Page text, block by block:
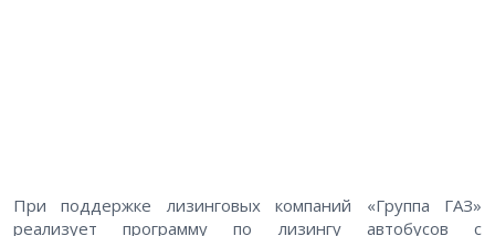
При поддержке лизинговых компаний «Группа ГАЗ»
реализует программу по лизингу автобусов с